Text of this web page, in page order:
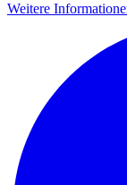
Weitere